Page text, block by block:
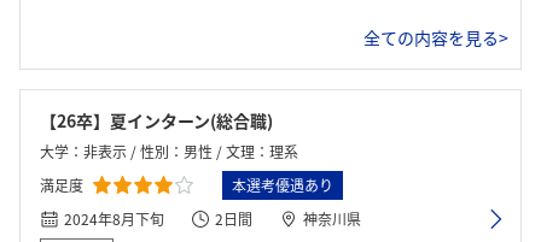
全ての内容を見る>
【26卒】夏インターン(総合職)
大学：非表示 / 性別：男性 / 文理：理系
満足度
本選考優遇あり
2024年8月下旬
2日間
神奈川県